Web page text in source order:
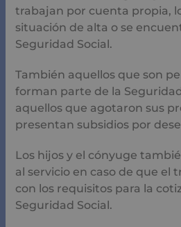
agotaron sus prestaciones o
desempleo.
servicio en caso de que el
requisitos para la cotización de
Por su parte, la persona que
acceso a los derechos y
tarjeta. Así como las personas
discapacidad con un grado de
solo pueden hacer uso del